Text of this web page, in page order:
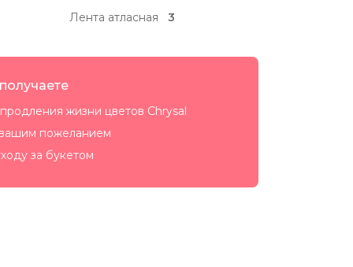
Лента атласная 3
жизни цветов Chrysal
пожеланием
за букетом